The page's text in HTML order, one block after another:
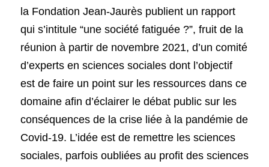
la Fondation Jean-Jaurès publient un rapport
qui s’intitule “une société fatiguée ?”, fruit de la
réunion à partir de novembre 2021, d’un comité
d’experts en sciences sociales dont l’objectif
est de faire un point sur les ressources dans ce
domaine afin d’éclairer le débat public sur les
conséquences de la crise liée à la pandémie de
Covid-19. L’idée est de remettre les sciences
sociales, parfois oubliées au profit des sciences